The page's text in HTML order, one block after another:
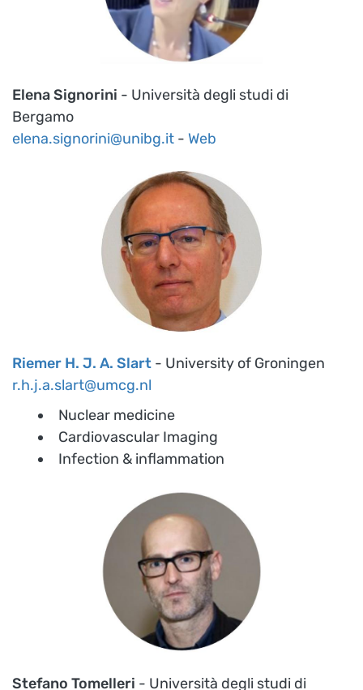
Elena Signorini - Università degli studi di
Bergamo
elena.signorini@unibg.it - Web
Riemer H. J. A. Slart - University of Groningen
r.h.j.a.slart@umcg.nl
Nuclear medicine
Cardiovascular Imaging
Infection & inflammation
Stefano Tomelleri - Università degli studi di